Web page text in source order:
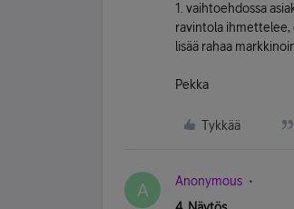
1. vaihtoehdossa
ravintola ihmettelee,
lisää rahaa
Pekka
Tykkää
A Anonymous